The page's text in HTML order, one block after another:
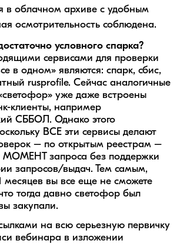
в облачном архиве с удобным
осмотрительность соблюдена.
условного спарка?
сервисами для проверки
в одном» являются: спарк, сбис,
rusprofile. Сейчас аналогичные
уже даже встроены
клиенты, например
СББОЛ. Однако этого
ВСЕ эти сервисы делают
– по открытым реестрам –
запроса без поддержки
запросов/выдач. Тем самым,
месяцев вы все еще не сможете
тогда давно светофор был
закупали.
на всю серьезную первичку
вебинара в изложении